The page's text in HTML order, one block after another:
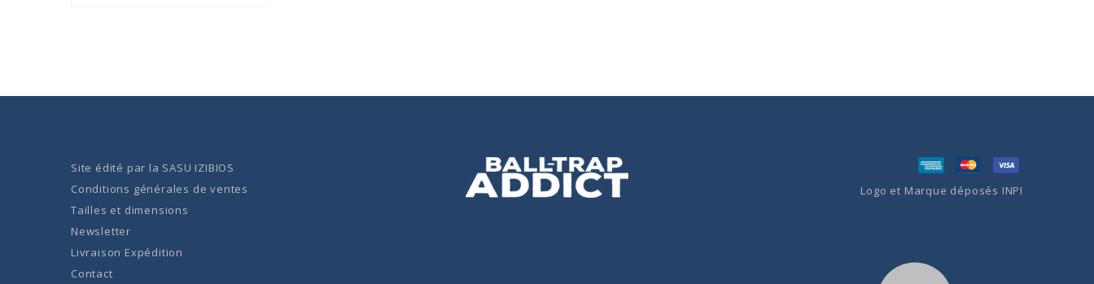
Site édité par la SASU IZIBIOS
Conditions générales de ventes
Tailles et dimensions
Newsletter
Livraison Expédition
Contact
Logo et Marque déposés INPI